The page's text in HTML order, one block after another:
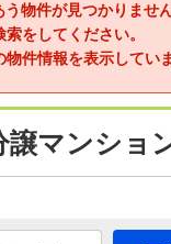
物件が見つかりません
をしてください。
件情報を表示していま
マンショ